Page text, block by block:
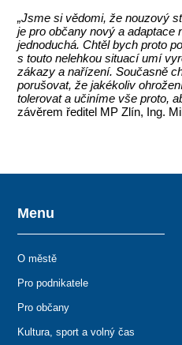
„Jsme si vědomi, že nouzový
je pro občany nový a
jednoduchá. Chtěl bych proto
s touto nelehkou situací umí
zákazy a nařízení. Současně
porušovat, že jakékoliv
tolerovat a učiníme vše proto,
závěrem ředitel MP Zlín, Ing.
Menu
O městě
Pro podnikatele
Pro občany
Kultura, sport a volný čas